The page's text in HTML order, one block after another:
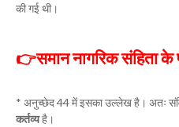
की गई थी।
👉समान नागरिक संहिता के
* अनुच्छेद 44 में इसका उल्लेख है। अतः
कर्तव्यहै।